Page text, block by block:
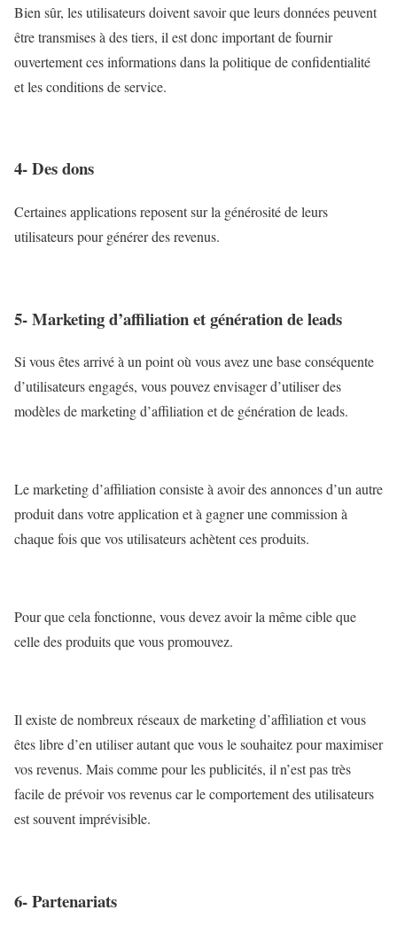
Bien sûr, les utilisateurs doivent savoir que leurs données peuvent
être transmises à des tiers, il est donc important de fournir
ouvertement ces informations dans la politique de confidentialité
et les conditions de service.
4- Des dons
Certaines applications reposent sur la générosité de leurs
utilisateurs pour générer des revenus.
5- Marketing d’affiliation et génération de leads
Si vous êtes arrivé à un point où vous avez une base conséquente
d’utilisateurs engagés, vous pouvez envisager d’utiliser des
modèles de marketing d’affiliation et de génération de leads.
Le marketing d’affiliation consiste à avoir des annonces d’un autre
produit dans votre application et à gagner une commission à
chaque fois que vos utilisateurs achètent ces produits.
Pour que cela fonctionne, vous devez avoir la même cible que
celle des produits que vous promouvez.
Il existe de nombreux réseaux de marketing d’affiliation et vous
êtes libre d’en utiliser autant que vous le souhaitez pour maximiser
vos revenus. Mais comme pour les publicités, il n’est pas très
facile de prévoir vos revenus car le comportement des utilisateurs
est souvent imprévisible.
6- Partenariats